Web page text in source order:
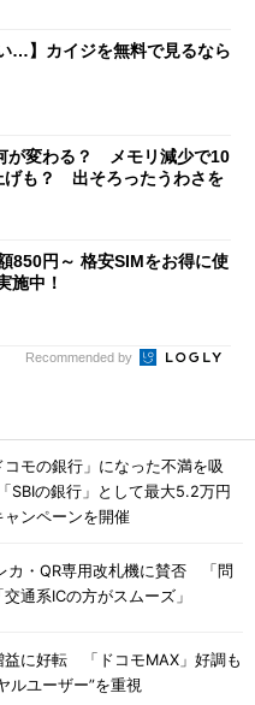
…】カイジを無料で見るなら
が変わる？ メモリ減少で10
げも？ 出そろったうわさを
850円～ 格安SIMをお得に使
施中！
Recommended by
モの銀行」になった不満を吸
SBIの銀行」として最大5.2万円
ンペーンを開催
カ・QR専用改札機に賛否 「問
通系ICの方がスムーズ」
益に好転 「ドコモMAX」好調も
ルユーザー”を重視